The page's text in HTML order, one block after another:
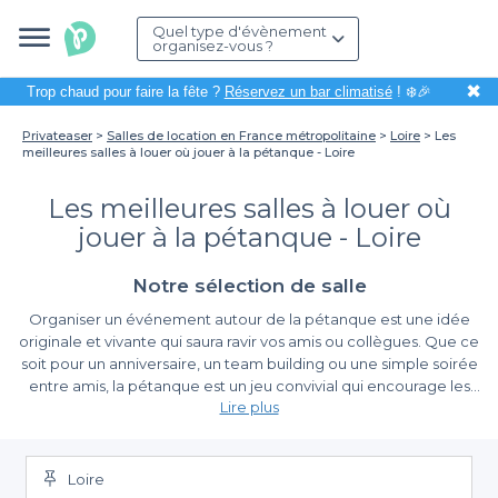
Quel type d'évènement
organisez-vous ?
Trop chaud pour faire la fête ? Réservez un bar climatisé! ❄️🎉 ✖
Privateaser Salles de location en France métropolitaine Loire
Les
meilleures salles à louer où jouer à la pétanque - Loire
Les meilleures salles à louer où
jouer à la pétanque - Loire
Notre sélection de salle
Organiser un événement autour de la pétanque est une idée
originale et vivante qui saura ravir vos amis ou collègues. Que ce
soit pour un anniversaire, un team building ou une simple soirée
entre amis, la pétanque est un jeu convivial qui encourage les
échanges et la bonne humeur. Dans la Loire, nous avons
vous permettre de profiter pleinement de cette activité.
Une réservation simplifiée grâce à Privateaser
Sur Privateaser, nous vous offrons une
Lire plus
Loire